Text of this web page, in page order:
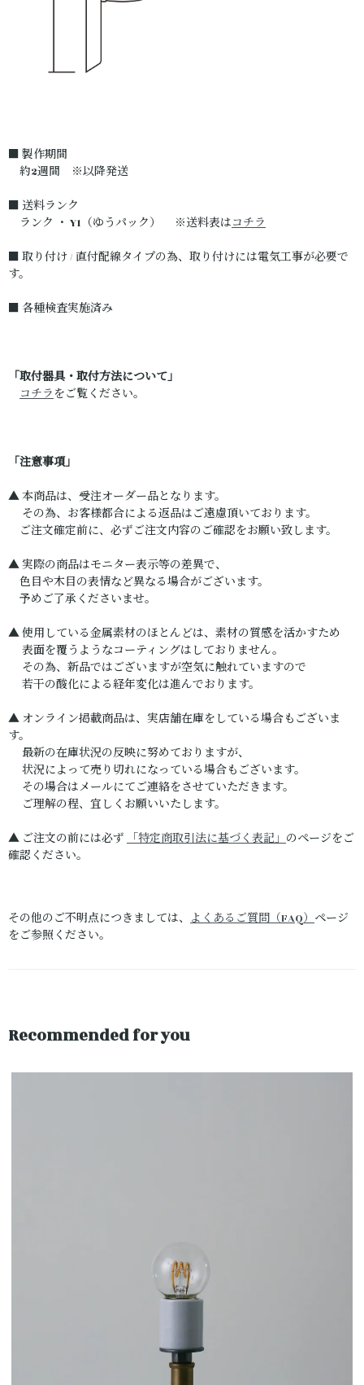
■ 製作期間
約2週間 ※以降発送
■ 送料ランク
ランク ・ Y1（ゆうパック） ※送料表はコチラ
■ 取り付け / 直付配線タイプの為、取り付けには電気工事が必要で
す。
■ 各種検査実施済み
「取付器具・取付方法について」
コチラをご覧ください。
「注意事項」
▲ 本商品は、受注オーダー品となります。
その為、お客様都合による返品はご遠慮頂いております。
ご注文確定前に、必ずご注文内容のご確認をお願い致します。
▲ 実際の商品はモニター表示等の差異で、
色目や木目の表情など異なる場合がございます。
予めご了承くださいませ。
▲ 使用している金属素材のほとんどは、素材の質感を活かすため
表面を覆うようなコーティングはしておりません。
その為、新品ではございますが空気に触れていますので
若干の酸化による経年変化は進んでおります。
▲ オンライン掲載商品は、実店舗在庫をしている場合もございま
す。
最新の在庫状況の反映に努めておりますが、
状況によって売り切れになっている場合もございます。
その場合はメールにてご連絡をさせていただきます。
ご理解の程、宜しくお願いいたします。
▲ ご注文の前には必ず 「特定商取引法に基づく表記」のページをご
確認ください。
その他のご不明点につきましては、 よくあるご質問（FAQ）ページ
をご参照ください。
Recommended for you